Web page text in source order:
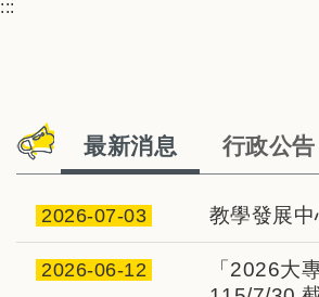
:::
最新消息 行政公告
2026-07-03 教學發展
2026-06-12
「2026大